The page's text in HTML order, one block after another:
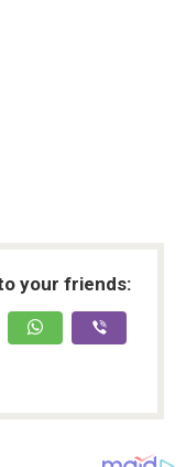
your friends: